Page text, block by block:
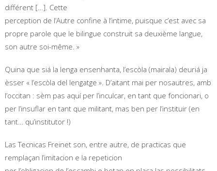
différent […]. Cette
perception de l’Autre confine à l’intime, puisque c’est avec sa
propre parole que le bilingue construit sa deuxième langue,
son autre soi-même. »
Quina que siá la lenga ensenhanta, l’escòla (mairala) deuriá ja
èsser « l’escòla del lengatge ». D’aitant mai per nosautres, amb
l’occitan : sèm pas aquí per l’inculcar, en tant que foncionari, o
per l’insuflar en tant que militant, mas ben per l’instituir (en
tant… qu’institutor !)
Las Tecnicas Freinet son, entre autre, de practicas que
remplaçan l’imitacion e la repeticion